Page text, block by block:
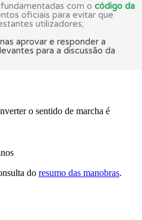
com o código da
oficiais para evitar que
utilizadores;
aprovar e responder a
para a discussão da